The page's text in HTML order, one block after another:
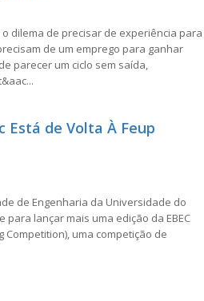
dilema de precisar de experiência para
de um emprego para ganhar
parecer um ciclo sem saída,
Está de Volta À Feup
de Engenharia da Universidade do
para lançar mais uma edição da EBEC
Competition), uma competição de